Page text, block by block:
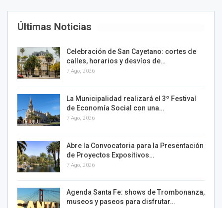
Últimas Noticias
Celebración de San Cayetano: cortes de
calles, horarios y desvíos de…
7 Ago, 2026
La Municipalidad realizará el 3º Festival
de Economía Social con una…
7 Ago, 2026
Abre la Convocatoria para la Presentación
de Proyectos Expositivos…
7 Ago, 2026
Agenda Santa Fe: shows de Trombonanza,
museos y paseos para disfrutar…